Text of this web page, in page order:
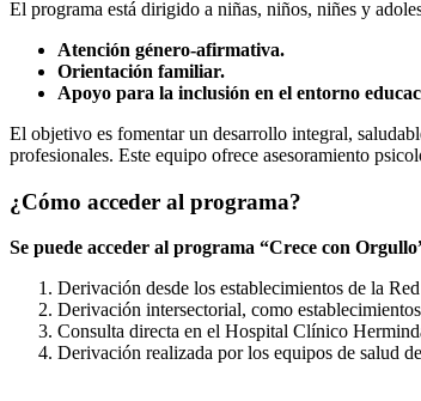
El programa está dirigido a niñas, niños, niñes y
Atención género-afirmativa.
Orientación familiar.
Apoyo para la inclusión en el entorno
El objetivo es fomentar un desarrollo integral,
profesionales. Este equipo ofrece asesoramiento
¿Cómo acceder al programa?
Se puede acceder al programa “Crece con
Derivación desde los establecimientos de la
Derivación intersectorial, como
Consulta directa en el Hospital Clínico
Derivación realizada por los equipos de salud